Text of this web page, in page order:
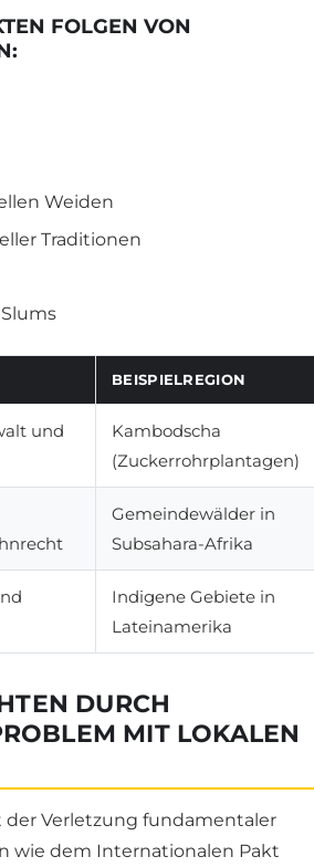
FOLGEN VON
Weiden
Traditionen
BEISPIELREGION
und
Kambodscha
(Zuckerrohrplantagen)
Gemeindewälder in
Subsahara-Afrika
Indigene Gebiete in
Lateinamerika
DURCH
MIT LOKALEN
Verletzung fundamentaler
wie dem Internationalen Pakt